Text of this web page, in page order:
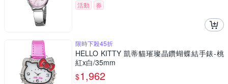
活動 券
限時下殺45折
HELLO KITTY 凱蒂貓璀璨晶鑽蝴蝶結手錶-桃
紅x白/35mm
$1,962